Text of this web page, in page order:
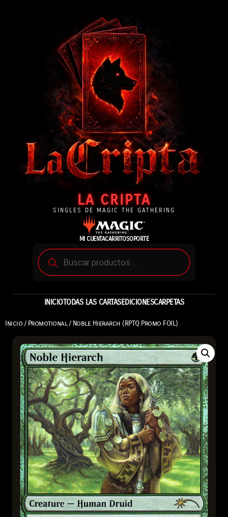
LA CRIPTA
SINGLES DE MAGIC THE GATHERING
MI CUENTACARRITOSOPORTE
INICIOTODAS LAS CARTASEDICIONESCARPETAS
Inicio / Promotional/ Noble Hierarch (RPTQ Promo FOIL)